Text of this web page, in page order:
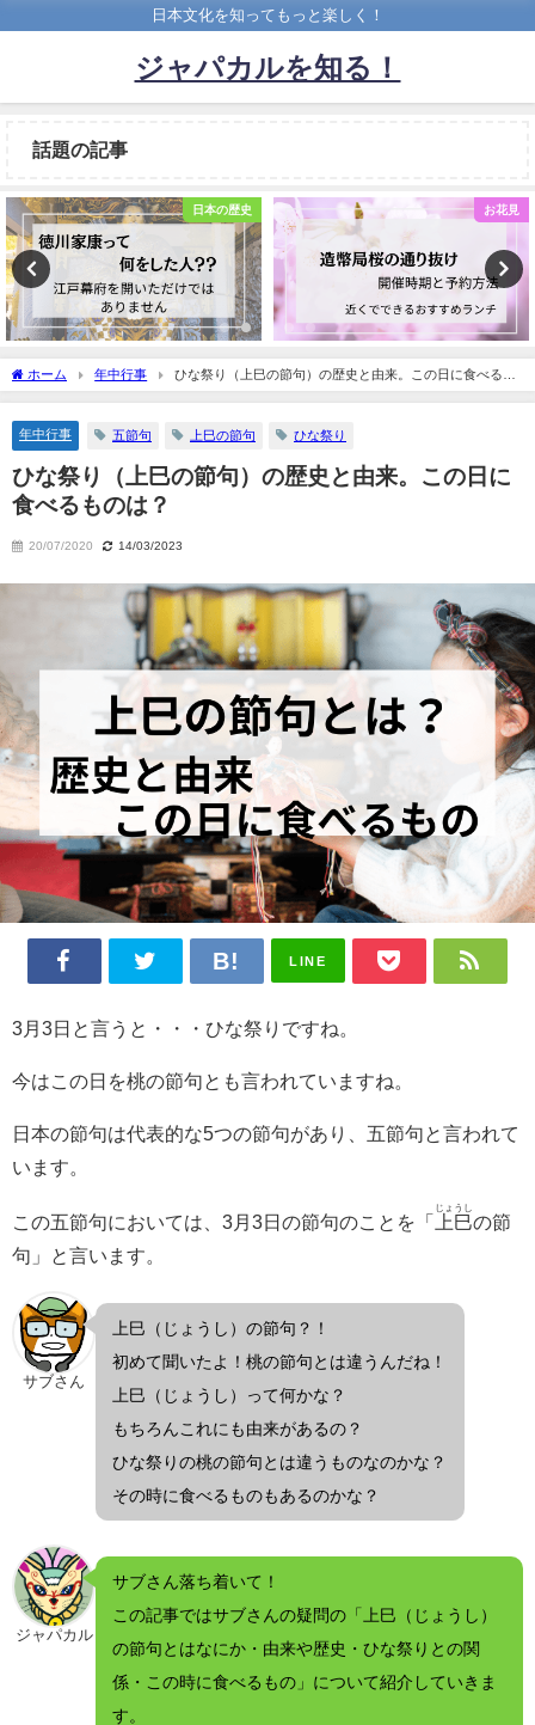
日本文化を知ってもっと楽しく！
ジャパカルを知る！
話題の記事
お花見 年中行事
ホーム 年中行事
ひな祭り（上巳の節句）の歴史と由来。この日に食べるも
のは？
年中行事 五節句 上巳の節句 ひな祭り
ひな祭り（上巳の節句）の歴史と由来。この日に
食べるものは？
20/07/2020 14/03/2023
LINE
3月3日と言うと・・・ひな祭りですね。
今はこの日を桃の節句とも言われていますね。
日本の節句は代表的な5つの節句があり、五節句と言われて
います。
この五節句においては、3月3日の節句のことを「 上巳
じょうし
の節
句」と言います。
サブさん
上巳（じょうし）の節句？！
初めて聞いたよ！桃の節句とは違うんだね！
上巳（じょうし）って何かな？
もちろんこれにも由来があるの？
ひな祭りの桃の節句とは違うものなのかな？
その時に食べるものもあるのかな？
ジャパカル
サブさん落ち着いて！
この記事ではサブさんの疑問の「上巳（じょうし）
の節句とはなにか・由来や歴史・ひな祭りとの関
係・この時に食べるもの」について紹介していきま
す。